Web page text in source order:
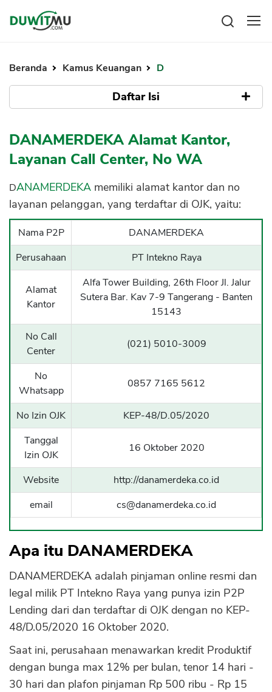
Investasi
Pengeluaran
Asuransi
Mengelola keuangan
Kartu Kredit
KPR
Pinjaman Online
Hutang
Pinjaman
Kartu Kredit
KTA
KPR
Kredit Usaha
Broker Forex
Sekuritas Saham
Bank Digital
Crypto
Assets Crypto
Exchange
Asuransi
Asuransi Jiwa
Asuransi Kesehatan
Asuransi Syariah
Beranda Kamus Keuangan D
Daftar Isi
DANAMERDEKA Alamat Kantor,
Layanan Call Center, No WA
DANAMERDEKA memiliki alamat kantor dan no
layanan pelanggan, yang terdaftar di OJK, yaitu:
Nama P2P
DANAMERDEKA
Perusahaan
PT Intekno Raya
Alamat
Kantor
Alfa Tower Building, 26th Floor Jl. Jalur
Sutera Bar. Kav 7-9 Tangerang - Banten
15143
No Call
Center
(021) 5010-3009
No
Whatsapp
0857 7165 5612
No Izin OJK
KEP-48/D.05/2020
Tanggal
Izin OJK
16 Oktober 2020
Website
http://danamerdeka.co.id
email
cs@danamerdeka.co.id
Apa itu DANAMERDEKA
DANAMERDEKA adalah pinjaman online resmi dan
legal milik PT Intekno Raya yang punya izin P2P
Lending dari dan terdaftar di OJK dengan no KEP-
48/D.05/2020 16 Oktober 2020.
Saat ini, perusahaan menawarkan kredit Produktif
dengan bunga max 12% per bulan, tenor 14 hari -
30 hari dan plafon pinjaman Rp 500 ribu - Rp 15